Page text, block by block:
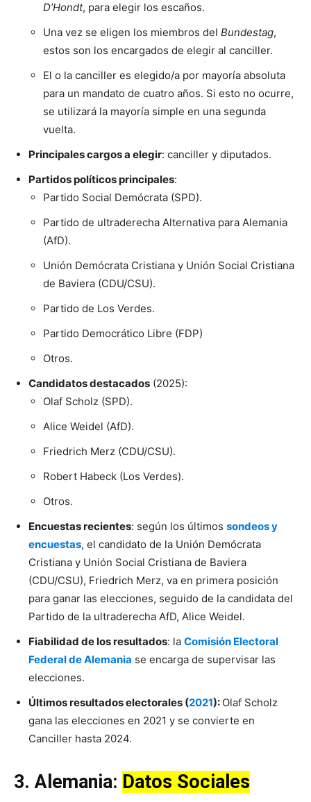
D’Hondt, para elegir los escaños.
Una vez se eligen los miembros del Bundestag,
estos son los encargados de elegir al canciller.
El o la canciller es elegido/a por mayoría absoluta
para un mandato de cuatro años. Si esto no ocurre,
se utilizará la mayoría simple en una segunda
vuelta.
Principales cargos a elegir: canciller y diputados.
Partidos políticos principales:
Partido Social Demócrata (SPD).
Partido de ultraderecha Alternativa para Alemania
(AfD).
Unión Demócrata Cristiana y Unión Social Cristiana
de Baviera (CDU/CSU).
Partido de Los Verdes.
Partido Democrático Libre (FDP)
Otros.
Candidatos destacados (2025):
Olaf Scholz (SPD).
Alice Weidel (AfD).
Friedrich Merz (CDU/CSU).
Robert Habeck (Los Verdes).
Otros.
Encuestas recientes: según los últimos sondeos y
encuestas, el candidato de la Unión Demócrata
Cristiana y Unión Social Cristiana de Baviera
(CDU/CSU), Friedrich Merz, va en primera posición
para ganar las elecciones, seguido de la candidata del
Partido de la ultraderecha AfD, Alice Weidel.
Fiabilidad de los resultados: la Comisión Electoral
Federal de Alemania se encarga de supervisar las
elecciones.
Últimos resultados electorales (2021): Olaf Scholz
gana las elecciones en 2021 y se convierte en
Canciller hasta 2024.
3.Alemania: Datos Sociales